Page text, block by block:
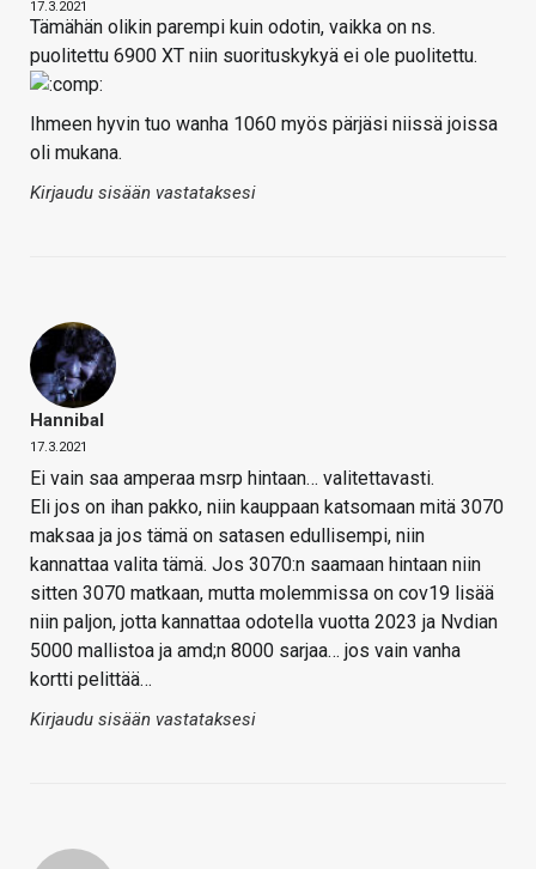
17.3.2021
Tämähän olikin parempi kuin odotin, vaikka on ns.
puolitettu 6900 XT niin suorituskykyä ei ole puolitettu.
Ihmeen hyvin tuo wanha 1060 myös pärjäsi niissä joissa
oli mukana.
Kirjaudu sisään vastataksesi
Hannibal
17.3.2021
Ei vain saa amperaa msrp hintaan… valitettavasti.
Eli jos on ihan pakko, niin kauppaan katsomaan mitä 3070
maksaa ja jos tämä on satasen edullisempi, niin
kannattaa valita tämä. Jos 3070:n saamaan hintaan niin
sitten 3070 matkaan, mutta molemmissa on cov19 lisää
niin paljon, jotta kannattaa odotella vuotta 2023 ja Nvdian
5000 mallistoa ja amd;n 8000 sarjaa… jos vain vanha
kortti pelittää…
Kirjaudu sisään vastataksesi